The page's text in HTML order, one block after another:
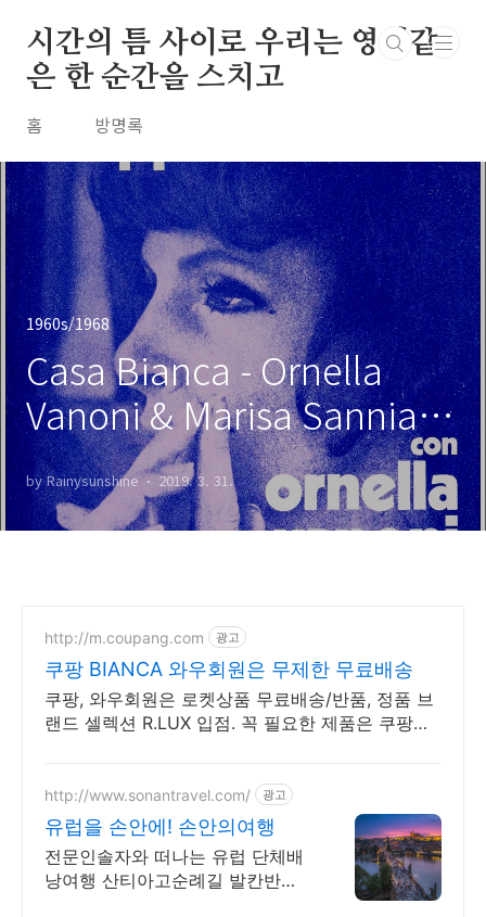
시간의 틈 사이로 우리는 영원같
은 한 순간을 스치고
홈 방명록
1960s/1968
Casa Bianca - Ornella
Vanoni & Marisa Sannia /
1968
by Rainysunshine 2019. 3. 31.
http://m.coupang.com 광고
쿠팡 BIANCA 와우회원은 무제한 무료배송
쿠팡, 와우회원은 로켓상품 무료배송/반품, 정품 브
랜드 셀렉션 R.LUX 입점. 꼭 필요한 제품은 쿠팡에
http://www.sonantravel.com/ 광고
유럽을 손안에! 손안의여행
전문인솔자와 떠나는 유럽 단체배
낭여행 산티아고순례길 발칸반도